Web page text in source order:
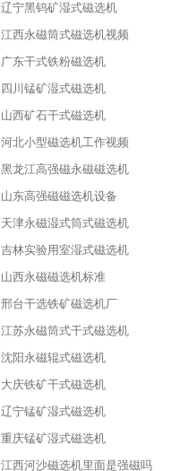
辽宁黑钨矿湿式磁选机
江西永磁筒式磁选机视频
广东干式铁粉磁选机
四川锰矿湿式磁选机
山西矿石干式磁选机
河北小型磁选机工作视频
黑龙江高强磁永磁磁选机
山东高强磁磁选机设备
天津永磁湿式筒式磁选机
吉林实验用室湿式磁选机
山西永磁磁选机标准
邢台干选铁矿磁选机厂
江苏永磁筒式干式磁选机
沈阳永磁辊式磁选机
大庆铁矿干式磁选机
辽宁锰矿湿式磁选机
重庆锰矿湿式磁选机
江西河沙磁选机里面是强磁吗